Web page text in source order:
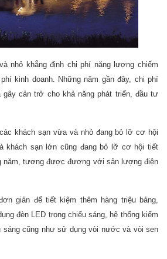
nhỏ khẳng định chi phí năng lượng chiếm
kinh doanh. Những năm gần đây, chi phí
gây cản trở cho khả năng phát triển, đầu tư
khách sạn vừa và nhỏ đang bỏ lỡ cơ hội
khách sạn lớn cũng đang bỏ lỡ cơ hội tiết
năm, tương được đương với sản lượng điện
giản để tiết kiệm thêm hàng triệu bảng,
đèn LED trong chiếu sáng, hệ thống kiểm
sáng cũng như sử dụng vòi nước và vòi sen